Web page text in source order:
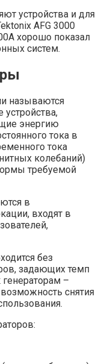
устройства и для
AFG 3000
хорошо показал
систем.
называются
устройства,
энергию
тока в
тока
колебаний)
требуемой
в
входят в
без
задающих темп
–
снятия